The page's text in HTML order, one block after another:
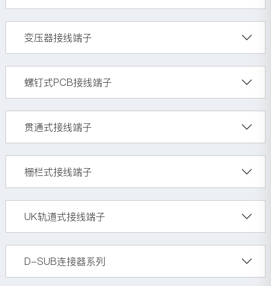
变压器接线端子
螺钉式PCB接线端子
贯通式接线端子
栅栏式接线端子
UK轨道式接线端子
D-SUB连接器系列